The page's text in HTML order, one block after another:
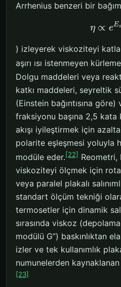
Arrhenius benzeri bir
η ∝ eEa
) izleyerek viskoziteyi
aşırı ısı istenmeyen
Dolgu maddeleri veya
katkı maddeleri, seyreltik
(Einstein bağıntısına
fraksiyonu başına 2,5 kata
akışı iyileştirmek için
polarite eşleşmesi yoluyla
modüle eder.[22] Reometri,
viskoziteyi ölçmek için
veya paralel plakalı
standart ölçüm tekniği
termosetler için dinamik
sırasında viskoz
modülü G”) baskınlıktan
izler ve tek kullanımlık
numunelerden
[23]